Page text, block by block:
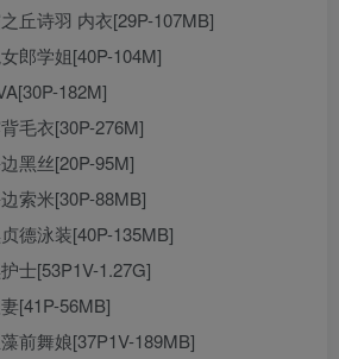
丘诗羽 内衣[29P-107MB]
郎学姐[40P-104M]
182M]
毛衣[30P-276M]
黑丝[20P-95M]
索米[30P-88MB]
德泳装[40P-135MB]
士[53P1V-1.27G]
[41P-56MB]
前舞娘[37P1V-189MB]